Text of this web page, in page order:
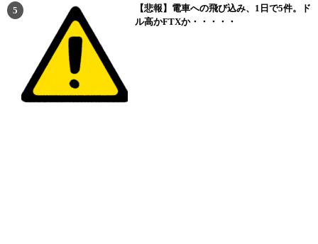
【悲報】電車への飛び込み、1日で5件。ド
ル高かFTXか・・・・・